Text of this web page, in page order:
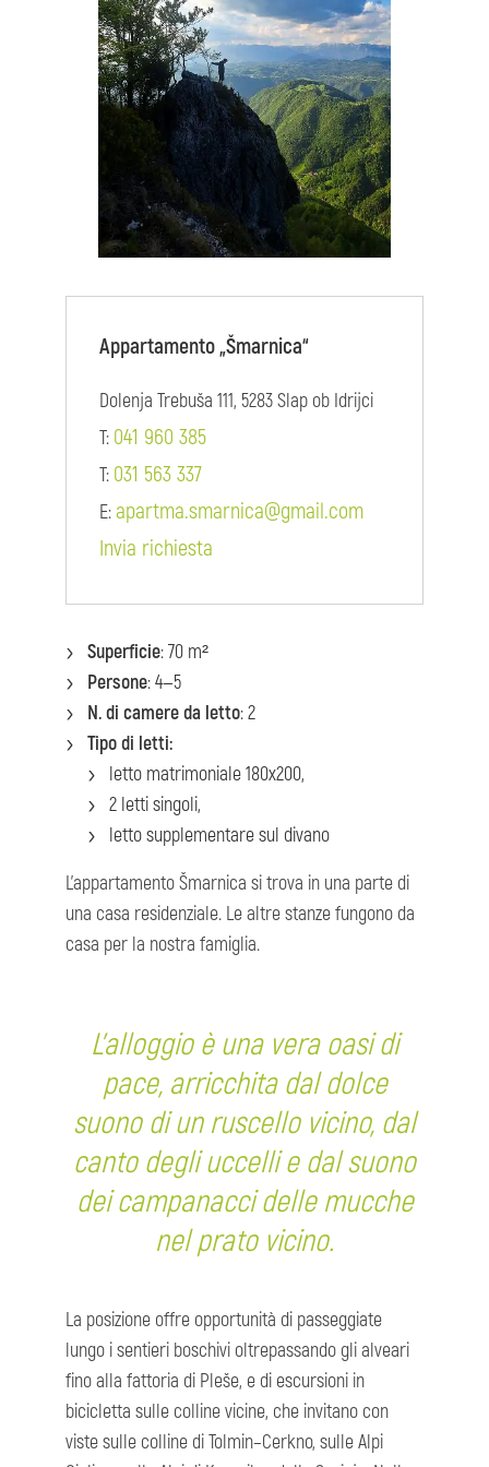
Appartamento „Šmarnica“
Dolenja Trebuša 111, 5283 Slap ob Idrijci
T: 041 960 385
T: 031 563 337
E:apartma.smarnica@gmail.com
Invia richiesta
Superficie: 70 m²
Persone: 4—5
N. di camere da letto: 2
Tipo di letti:
letto matrimoniale 180x200,
2 letti singoli,
letto supplementare sul divano
L'appartamento Šmarnica si trova in una parte di
una casa residenziale. Le altre stanze fungono da
casa per la nostra famiglia.
L'alloggio è una vera oasi di
pace, arricchita dal dolce
suono di un ruscello vicino, dal
canto degli uccelli e dal suono
dei campanacci delle mucche
nel prato vicino.
La posizione offre opportunità di passeggiate
lungo i sentieri boschivi oltrepassando gli alveari
fino alla fattoria di Pleše, e di escursioni in
bicicletta sulle colline vicine, che invitano con
viste sulle colline di Tolmin–Cerkno, sulle Alpi